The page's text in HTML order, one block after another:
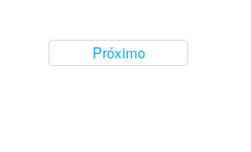
Próximo